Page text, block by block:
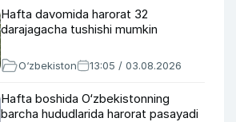
Hafta davomida harorat 32
darajagacha tushishi mumkin
O‘zbekiston 13:05 / 03.08.2026
Hafta boshida O‘zbekistonning
barcha hududlarida harorat pasayadi